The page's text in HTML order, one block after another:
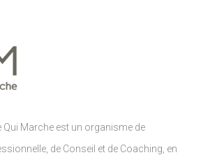
Qui Marche est un organisme de
de Conseil et de Coaching, en